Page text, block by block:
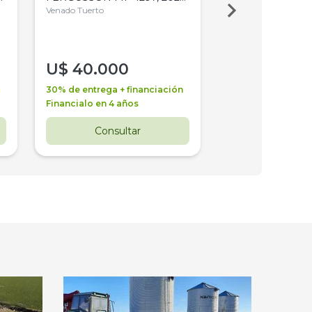
4WD, PATON
Venado Tuerto
U$ 40.000
30% de entrega + financiación
Financialo en 4 años
Consultar
Venado Tuerto